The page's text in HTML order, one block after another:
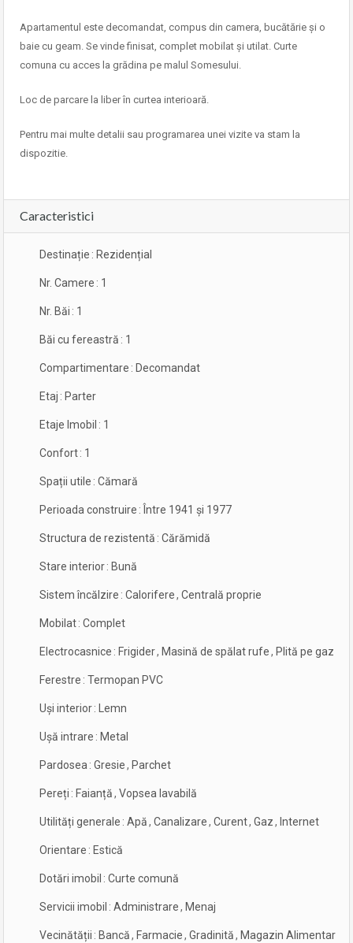
Apartamentul este decomandat, compus din camera, bucătărie și o
baie cu geam. Se vinde finisat, complet mobilat și utilat. Curte
comuna cu acces la grădina pe malul Somesului.
Loc de parcare la liber în curtea interioară.
Pentru mai multe detalii sau programarea unei vizite va stam la
dispozitie.
Caracteristici
Destinație : Rezidențial
Nr. Camere : 1
Nr. Băi : 1
Băi cu fereastră : 1
Compartimentare : Decomandat
Etaj : Parter
Etaje Imobil : 1
Confort: 1
Spații utile : Cămară
Perioada construire : Între 1941 și 1977
Structura de rezistentă : Cărămidă
Stare interior: Bună
Sistem încălzire : Calorifere, Centrală proprie
Mobilat: Complet
Electrocasnice : Frigider, Masină de spălat rufe, Plită pe gaz
Ferestre : Termopan PVC
Uși interior: Lemn
Ușă intrare : Metal
Pardosea: Gresie, Parchet
Pereți : Faianță, Vopsea lavabilă
Utilități generale : Apă, Canalizare, Curent, Gaz, Internet
Orientare : Estică
Dotări imobil : Curte comună
Servicii imobil : Administrare, Menaj
Vecinătății : Bancă, Farmacie, Gradinită, Magazin Alimentar